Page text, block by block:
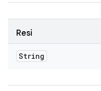
Resi
String